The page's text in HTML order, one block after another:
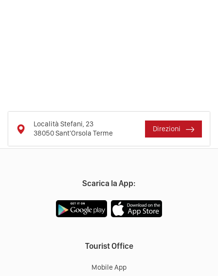
Località Stefani, 23
38050Sant'Orsola Terme
Direzioni
Scarica la App:
Tourist Office
Mobile App